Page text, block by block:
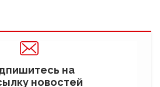
на
новостей